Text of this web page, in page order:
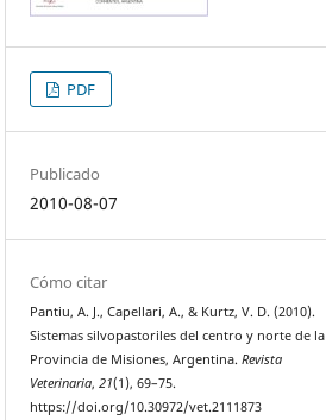
PDF
Publicado
2010-08-07
Cómo citar
Pantiu, A. J., Capellari, A., & Kurtz, V. D. (2010).
Sistemas silvopastoriles del centro y norte de la
Provincia de Misiones, Argentina.Revista
Veterinaria,21(1), 69–75.
https://doi.org/10.30972/vet.2111873